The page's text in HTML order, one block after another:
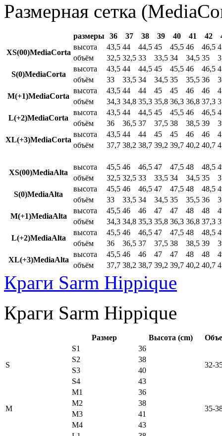
Размерная сетка
размеры 36 37 38 39 40 41 42
XS(00)MediaCorta
высота 43,5 44 44,5 45 45,5 46 46,5
объём
32,5 32,5 33 33,5 34 34,5 35
S(0)MediaCorta
высота 43,5 44 44,5 45 45,5 46 46,5
объём
33 33,5 34 34,5 35 35,5 36
M(+1)MediaCorta
высота 43,5 44 44 45 45 46 46
объём
34,3 34,8 35,3 35,8 36,3 36,8 37,3
L(+2)MediaCorta
высота 43,5 44 44,5 45 45,5 46 46,5
объём
36 36,5 37 37,5 38 38,5 39
XL(+3)MediaCorta
высота 43,5 44 44 45 45 46 46
объём
37,7 38,2 38,7 39,2 39,7 40,2 40,7
XS(00)MediaAlta
высота 45,5 46 46,5 47 47,5 48 48,5
объём
32,5 32,5 33 33,5 34 34,5 35
S(0)MediaAlta
высота 45,5 46 46,5 47 47,5 48 48,5
объём
33 33,5 34 34,5 35 35,5 36
M(+1)MediaAlta
высота 45,5 46 46 47 47 48 48
объём
34,3 34,8 35,3 35,8 36,3 36,8 37,3
L(+2)MediaAlta
высота 45,5 46 46,5 47 47,5 48 48,5
объём
36 36,5 37 37,5 38 38,5 39
XL(+3)MediaAlta
высота 45,5 46 46 47 47 48 48
объём
37,7 38,2 38,7 39,2 39,7 40,2 40,7
Краги Sarm Hippique
Краги Sarm Hippique
Размер Высота (cm)
S
S1
36
32-
S2
38
S3
40
S4
43
M
M1
36
35-
M2
38
M3
41
M4
43